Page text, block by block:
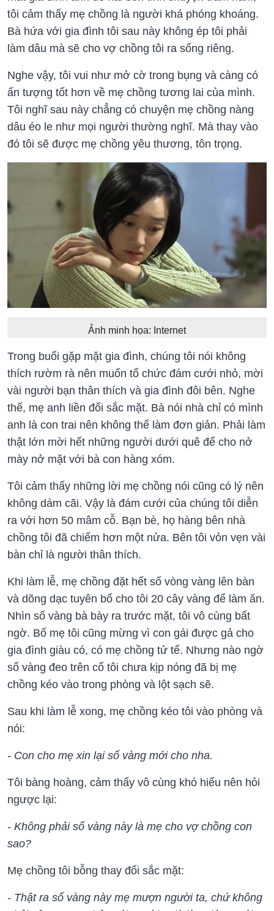
tôi cảm thấy mẹ chồng là người khá phóng khoáng.
Bà hứa với gia đình tôi sau này không ép tôi phải
làm dâu mà sẽ cho vợ chồng tôi ra sống riêng.
Nghe vậy, tôi vui như mở cờ trong bụng và càng có
ấn tượng tốt hơn về mẹ chồng tương lai của mình.
Tôi nghĩ sau này chẳng có chuyện mẹ chồng nàng
dâu éo le như mọi người thường nghĩ. Mà thay vào
đó tôi sẽ được mẹ chồng yêu thương, tôn trọng.
Ảnh minh họa: Internet
Trong buổi gặp mặt gia đình, chúng tôi nói không
thích rườm rà nên muốn tổ chức đám cưới nhỏ, mời
vài người bạn thân thích và gia đình đôi bên. Nghe
thế, mẹ anh liền đổi sắc mặt. Bà nói nhà chỉ có mình
anh là con trai nên không thể làm đơn giản. Phải làm
thật lớn mời hết những người dưới quê để cho nở
mày nở mặt với bà con hàng xóm.
Tôi cảm thấy những lời mẹ chồng nói cũng có lý nên
không dám cãi. Vậy là đám cưới của chúng tôi diễn
ra với hơn 50 mâm cỗ. Bạn bè, họ hàng bên nhà
chồng tôi đã chiếm hơn một nửa. Bên tôi vỏn vẹn vài
bàn chỉ là người thân thích.
Khi làm lễ, mẹ chồng đặt hết số vòng vàng lên bàn
và dõng dạc tuyên bố cho tôi 20 cây vàng để làm ăn.
Nhìn số vàng bà bày ra trước mặt, tôi vô cùng bất
ngờ. Bố mẹ tôi cũng mừng vì con gái được gả cho
gia đình giàu có, có mẹ chồng tử tế. Nhưng nào ngờ
số vàng đeo trên cổ tôi chưa kịp nóng đã bị mẹ
chồng kéo vào trong phòng và lột sạch sẽ.
Sau khi làm lễ xong, mẹ chồng kéo tôi vào phòng và
nói:
- Con cho mẹ xin lại số vàng mới cho nha.
Tôi bàng hoàng, cảm thấy vô cùng khó hiểu nên hỏi
ngược lại:
- Không phải số vàng này là mẹ cho vợ chồng con
sao?
Mẹ chồng tôi bỗng thay đổi sắc mặt:
- Thật ra số vàng này mẹ mượn người ta, chứ không